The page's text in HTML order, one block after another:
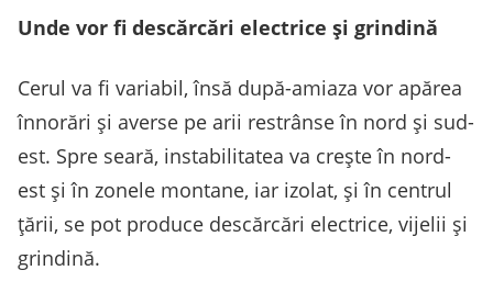
Unde vor fi descărcări electrice și grindină
Cerul va fi variabil, însă după-amiaza vor apărea
înnorări și averse pe arii restrânse în nord și sud-
est. Spre seară, instabilitatea va crește în nord-
est și în zonele montane, iar izolat, și în centrul
țării, se pot produce descărcări electrice, vijelii și
grindină.